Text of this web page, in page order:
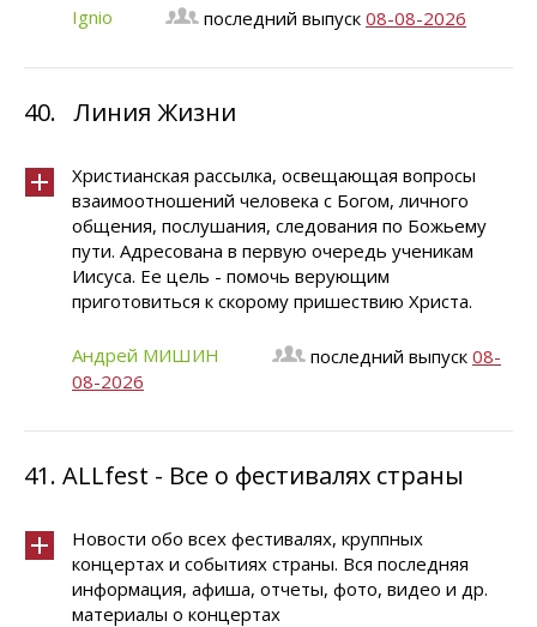
Ignio последний выпуск 08-08-2026
40. Линия Жизни
Христианская рассылка, освещающая вопросы
взаимоотношений человека с Богом, личного
общения, послушания, следования по Божьему
пути. Адресована в первую очередь ученикам
Иисуса. Ее цель - помочь верующим
приготовиться к скорому пришествию Христа.
Андрей МИШИН последний выпуск 08-
08-2026
41. ALLfest - Все о фестивалях страны
Новости обо всех фестивалях, круппных
концертах и событиях страны. Вся последняя
информация, афиша, отчеты, фото, видео и др.
материалы о концертах